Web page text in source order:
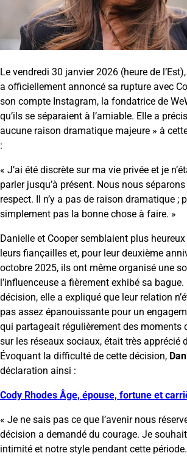
Le vendredi 30 janvier 2026 (heure de
a officiellement annoncé sa rupture avec
son compte Instagram, la fondatrice de
qu’ils se séparaient à l’amiable. Elle a
aucune raison dramatique majeure » à
:
« J’ai été discrète sur ma vie privée et je
parler jusqu’à présent. Nous nous
respect. Il n’y a pas de raison dramatique ;
simplement pas la bonne chose à faire. »
Danielle et Cooper semblaient plus
leurs fiançailles et, pour leur deuxième
octobre 2025, ils ont même organisé une
l’influenceuse a fièrement exhibé sa
décision, elle a expliqué que leur relation
pas assez épanouissante pour un
qui partageait régulièrement des moments
sur les réseaux sociaux, était très apprécié
Évoquant la difficulté de cette décision,
déclaration ainsi :
Cody Rhodes Âge, épouse, fortune et
« Je ne sais pas ce que l’avenir nous
décision a demandé du courage. Je
intimité et notre style pendant cette